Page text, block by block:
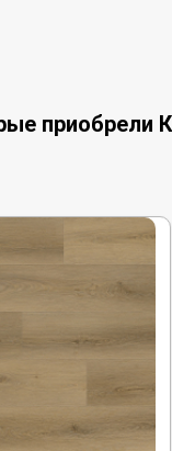
приобрели